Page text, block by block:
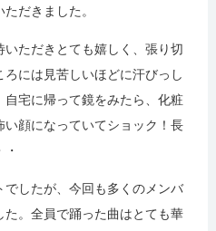
だきました。
ただきとても嬉しく、張り切
には見苦しいほどに汗びっし
自宅に帰って鏡をみたら、化粧
顔になっていてショック！長
でしたが、今回も多くのメンバ
。全員で踊った曲はとても華